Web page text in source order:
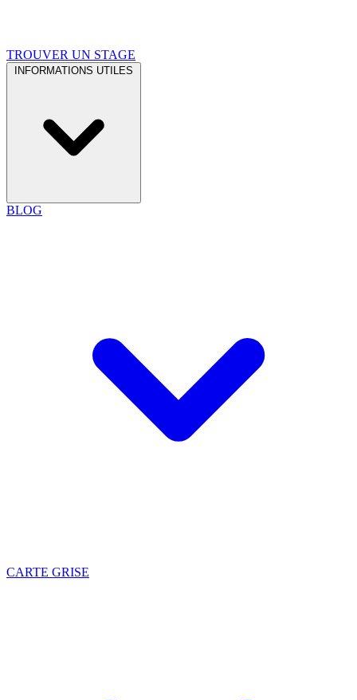
TROUVER UN STAGE
INFORMATIONS UTILES
BLOG
CARTE GRISE